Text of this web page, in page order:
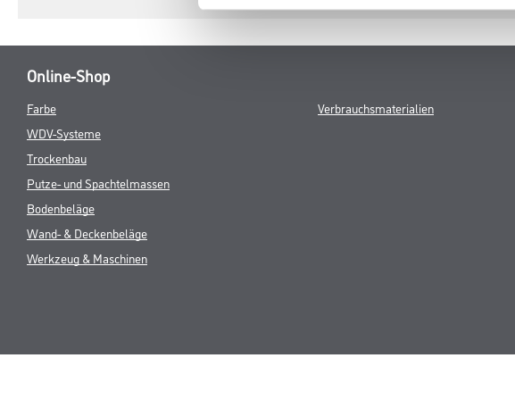
Online-Shop
Farbe
WDV-Systeme
Trockenbau
Putze- und Spachtelmassen
Bodenbeläge
Wand- & Deckenbeläge
Werkzeug & Maschinen
Verbrauchsmaterialien